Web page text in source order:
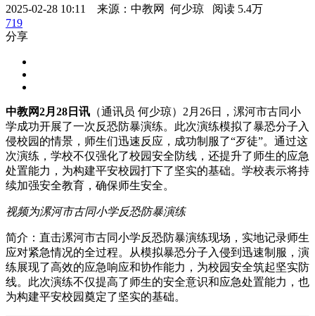
2025-02-28 10:11 来源：中教网 何少琼 阅读 5.4万
719
分享
中教网2月28日讯 （通讯员 何少琼）2月26日，漯河市古同小
学成功开展了一次反恐防暴演练。此次演练模拟了暴恐分子入
侵校园的情景，师生们迅速反应，成功制服了“歹徒”。通过这
次演练，学校不仅强化了校园安全防线，还提升了师生的应急
处置能力，为构建平安校园打下了坚实的基础。学校表示将持
续加强安全教育，确保师生安全。
视频为漯河市古同小学反恐防暴演练
简介：直击漯河市古同小学反恐防暴演练现场，实地记录师生
应对紧急情况的全过程。从模拟暴恐分子入侵到迅速制服，演
练展现了高效的应急响应和协作能力，为校园安全筑起坚实防
线。此次演练不仅提高了师生的安全意识和应急处置能力，也
为构建平安校园奠定了坚实的基础。